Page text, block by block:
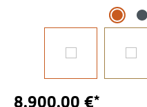
8.900,00 €*